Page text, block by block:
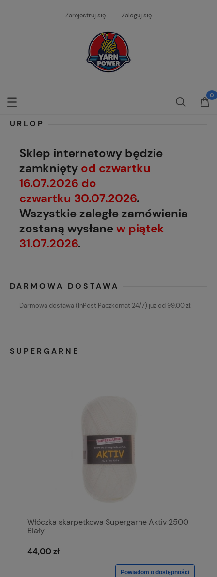
Zarejestruj się Zaloguj się
URLOP
Sklep internetowy będzie
zamknięty od czwartku
16.07.2026 do
czwartku 30.07.2026.
Wszystkie zaległe zamówienia
zostaną wysłanew piątek
31.07.2026.
DARMOWA DOSTAWA
Darmowa dostawa (InPost Paczkomat 24/7) już od 99,00 zł.
SUPERGARNE
Włóczka skarpetkowa Supergarne Aktiv 2500
Biały
44,00 zł
Powiadom o dostępności